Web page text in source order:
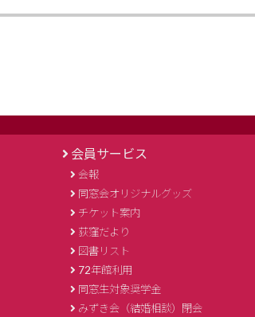
会員サービス
会報
同窓会オリジナルグッズ
チケット案内
荻窪だより
図書リスト
72年館利用
同窓生対象奨学金
みずき会（結婚相談）閉会